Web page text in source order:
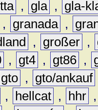
, gla , gla-
, granada ,
, großer ,
, gt4 , gt86 ,
gto , gto/ankauf
, hellcat , hhr ,